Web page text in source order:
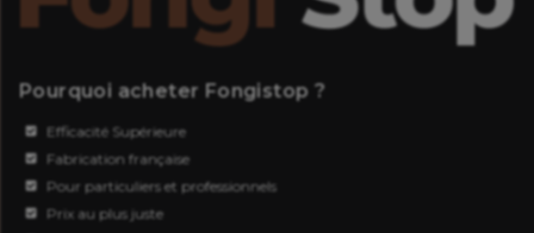
Pourquoi acheter Fongistop ?
Efficacité Supérieure
Fabrication française
Pour particuliers et professionnels
Prix au plus juste